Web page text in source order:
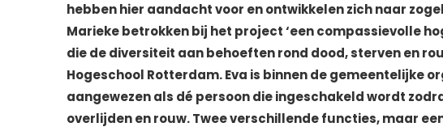
hebben hier aandacht voor en ontwikkelen zich naar
Marieke betrokken bij het project ‘een compassievolle
die de diversiteit aan behoeften rond dood, sterven en
Hogeschool Rotterdam. Eva is binnen de gemeentelijke
aangewezen als dé persoon die ingeschakeld wordt
overlijden en rouw. Twee verschillende functies, maar